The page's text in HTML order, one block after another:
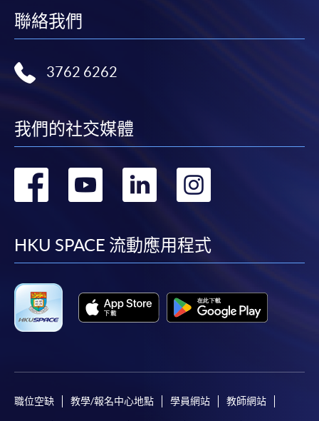
聯絡我們
3762 6262
我們的社交媒體
轉
facebook
轉
youtube
轉
linkedin
HKU SPACE 流動應用程式
職位空缺 教學/報名中心地點 學員網站 教師網站